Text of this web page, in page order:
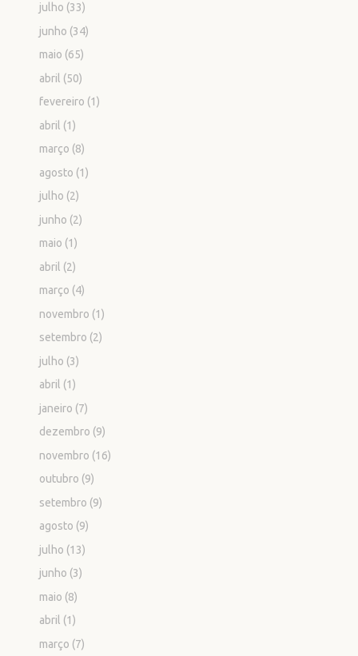
julho (33)
junho (34)
maio (65)
abril (50)
fevereiro (1)
abril (1)
março (8)
agosto (1)
julho (2)
junho (2)
maio (1)
abril (2)
março (4)
novembro (1)
setembro (2)
julho (3)
abril (1)
janeiro (7)
dezembro (9)
novembro (16)
outubro (9)
setembro (9)
agosto (9)
julho (13)
junho (3)
maio (8)
abril (1)
março (7)